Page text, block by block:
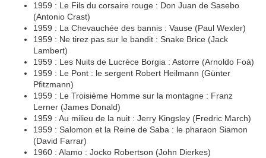
1959 : Le Fils du corsaire rouge : Don Juan de Sasebo
(Antonio Crast)
1959 : La Chevauchée des bannis : Vause (Paul Wexler)
1959 : Ne tirez pas sur le bandit : Snake Brice (Jack
Lambert)
1959 : Les Nuits de Lucrèce Borgia : Astorre (Arnoldo Foà)
1959 : Le Pont : le sergent Robert Heilmann (Günter
Pfitzmann)
1959 : Le Troisième Homme sur la montagne : Franz
Lerner (James Donald)
1959 : Au milieu de la nuit : Jerry Kingsley (Fredric March)
1959 : Salomon et la Reine de Saba : le pharaon Siamon
(David Farrar)
1960 : Alamo : Jocko Robertson (John Dierkes)